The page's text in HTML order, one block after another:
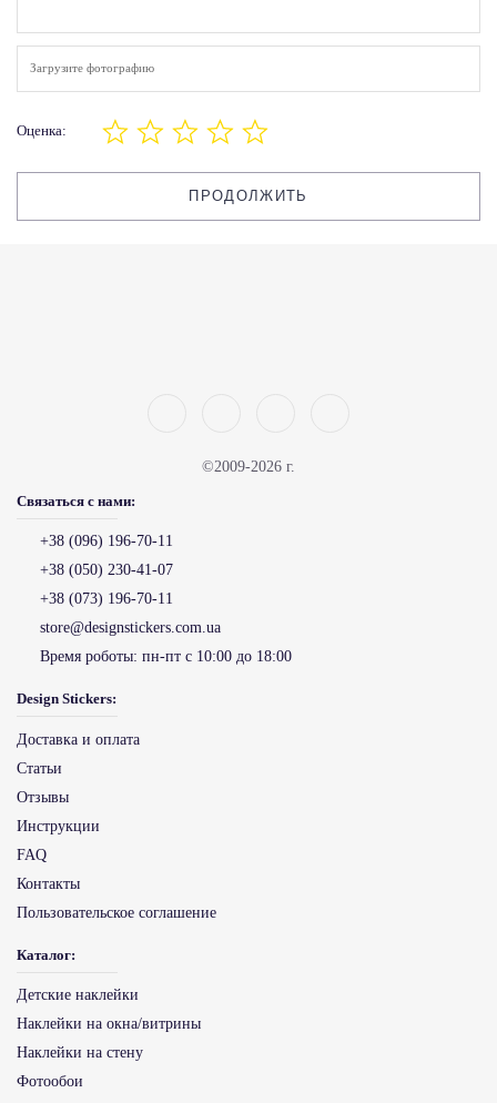
Загрузите фотографию
Оценка:
ПРОДОЛЖИТЬ
©2009-2026 г.
Связаться с нами:
+38 (096) 196-70-11
+38 (050) 230-41-07
+38 (073) 196-70-11
store@designstickers.com.ua
Время роботы: пн-пт с 10:00 до 18:00
Design Stickers:
Доставка и оплата
Статьи
Отзывы
Инструкции
FAQ
Контакты
Пользовательское соглашение
Каталог:
Детские наклейки
Наклейки на окна/витрины
Наклейки на стену
Фотообои